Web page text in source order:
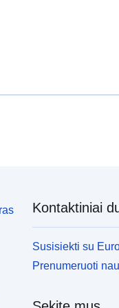
Kontaktiniai
Susisiekti su
Prenumeruoti